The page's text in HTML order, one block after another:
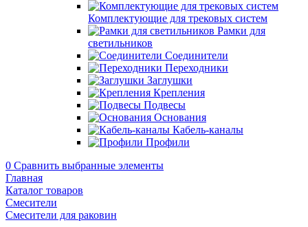
Комплектующие для трековых систем
Рамки для
светильников
Соединители
Переходники
Заглушки
Крепления
Подвесы
Основания
Кабель-каналы
Профили
0 Сравнить выбранные элементы
Главная
Каталог товаров
Смесители
Смесители для раковин